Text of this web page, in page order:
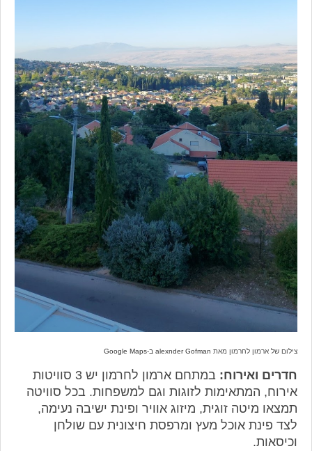
צילום של ארמון לחרמון מאת alexnder Gofman ב-Google Maps
חדרים ואירוח:
במתחם ארמון לחרמון יש 3 סוויטות
אירוח, המתאימות לזוגות וגם למשפחות. בכל סוויטה
תמצאו מיטה זוגית, מיזוג אוויר ופינת ישיבה נעימה,
לצד פינת אוכל מעץ ומרפסת חיצונית עם שולחן
וכיסאות.